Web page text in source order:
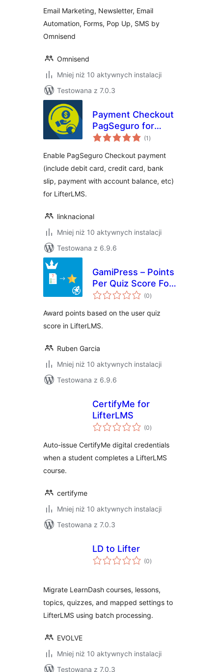
Email Marketing, Newsletter, Email
Automation, Forms, Pop Up, SMS by
Omnisend
Omnisend
Mniej niż 10 aktywnych instalacji
Testowana z 7.0.3
Payment Checkout
PagSeguro for
LifterLMS
(1 wszystkich
ocen
)
Enable PagSeguro Checkout payment
(include debit card, credit card, bank
slip, payment with account balance, etc)
for LifterLMS.
linknacional
Mniej niż 10 aktywnych instalacji
Testowana z 6.9.6
GamiPress – Points
Per Quiz Score For
LifterLMS
(0wszystkich
ocen
)
Award points based on the user quiz
score in LifterLMS.
Ruben Garcia
Mniej niż 10 aktywnych instalacji
Testowana z 6.9.6
CertifyMe for
LifterLMS
(0wszystkich
ocen
)
Auto-issue CertifyMe digital credentials
when a student completes a LifterLMS
course.
certifyme
Mniej niż 10 aktywnych instalacji
Testowana z 7.0.3
LD to Lifter
(0wszystkich
ocen
)
Migrate LearnDash courses, lessons,
topics, quizzes, and mapped settings to
LifterLMS using batch processing.
EVOLVE
Mniej niż 10 aktywnych instalacji
Testowana z 7.0.3